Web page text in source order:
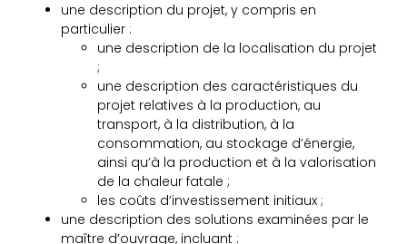
une description du projet, y compris en
particulier :
une description de la localisation du projet
;
une description des caractéristiques du
projet relatives à la production, au
transport, à la distribution, à la
consommation, au stockage d’énergie,
ainsi qu’à la production et à la valorisation
de la chaleur fatale ;
les coûts d’investissement initiaux ;
une description des solutions examinées par le
maître d’ouvrage, incluant :